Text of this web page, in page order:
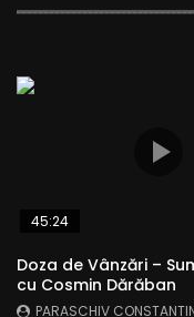
45:24
Doza de Vânzări –
cu Cosmin Dărăban
PARASCHIV